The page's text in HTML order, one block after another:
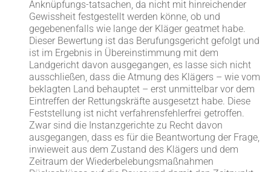
Anknüpfungs-tatsachen, da nicht mit hinreichender
Gewissheit festgestellt werden könne, ob und
gegebenenfalls wie lange der Kläger geatmet habe.
Dieser Bewertung ist das Berufungsgericht gefolgt und
ist im Ergebnis in Übereinstimmung mit dem
Landgericht davon ausgegangen, es lasse sich nicht
ausschließen, dass die Atmung des Klägers – wie vom
beklagten Land behauptet – erst unmittelbar vor dem
Eintreffen der Rettungskräfte ausgesetzt habe. Diese
Feststellung ist nicht verfahrensfehlerfrei getroffen.
Zwar sind die Instanzgerichte zu Recht davon
ausgegangen, dass es für die Beantwortung der Frage,
inwieweit aus dem Zustand des Klägers und dem
Zeitraum der Wiederbelebungsmaßnahmen